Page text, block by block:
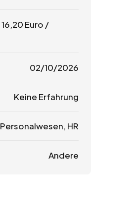
16,20 Euro /
02/10/2026
Keine Erfahrung
Personalwesen, HR
Andere